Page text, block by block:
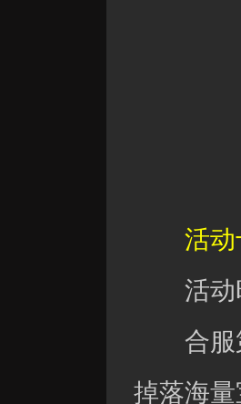
活动
活动
合服第
掉落海